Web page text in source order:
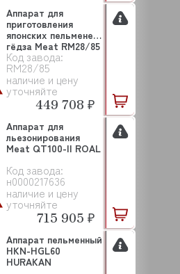
Код завода:
RM28/85
наличие и цену
уточняйте
Аппарат для
приготовления
японских пельменей
гёдза Meat RM28/85
R...
449 708 ₽
Код завода:
н0000217636
наличие и цену
уточняйте
Аппарат для
льезонирования
Meat QT100-II ROAL
715 905 ₽
Аппарат пельменный
HKN-HGL60
HURAKAN